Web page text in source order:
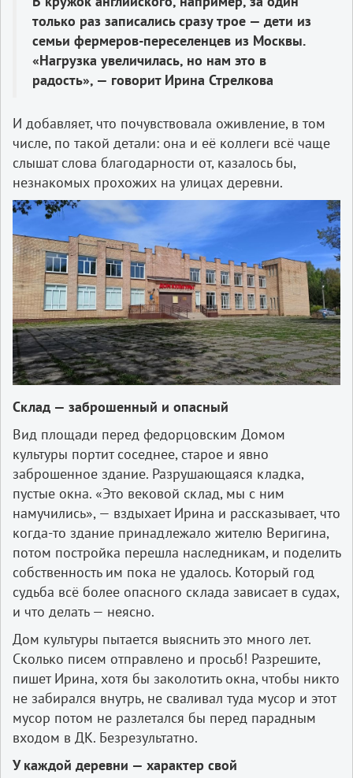
только раз записались сразу трое — дети из
семьи фермеров-переселенцев из Москвы.
«Нагрузка увеличилась, но нам это в
радость», — говорит Ирина Стрелкова
И добавляет, что почувствовала оживление, в том
числе, по такой детали: она и её коллеги всё чаще
слышат слова благодарности от, казалось бы,
незнакомых прохожих на улицах деревни.
Склад — заброшенный и опасный
Вид площади перед федорцовским Домом
культуры портит соседнее, старое и явно
заброшенное здание. Разрушающаяся кладка,
пустые окна. «Это вековой склад, мы с ним
намучились», — вздыхает Ирина и рассказывает, что
когда-то здание принадлежало жителю Веригина,
потом постройка перешла наследникам, и поделить
собственность им пока не удалось. Который год
судьба всё более опасного склада зависает в судах,
и что делать — неясно.
Дом культуры пытается выяснить это много лет.
Сколько писем отправлено и просьб! Разрешите,
пишет Ирина, хотя бы заколотить окна, чтобы никто
не забирался внутрь, не сваливал туда мусор и этот
мусор потом не разлетался бы перед парадным
входом в ДК. Безрезультатно.
У каждой деревни — характер свой